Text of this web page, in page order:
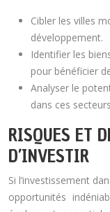
Cibler les villes
développement.
Identifier les
pour bénéficier
Analyser le
dans ces
RISQUES ET
D’INVESTIR
Si l’investissement
opportunités